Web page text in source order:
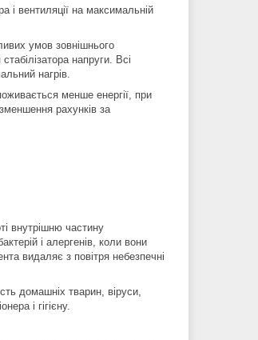
вентиляції на максимальній
умов зовнішнього
напруги. Всі
нагрів.
менше енергії, при
рахунків за
внутрішню частину
і алергенів, коли вони
видаляє з повітря небезпечні
домашніх тварин, віруси,
і гігієну.